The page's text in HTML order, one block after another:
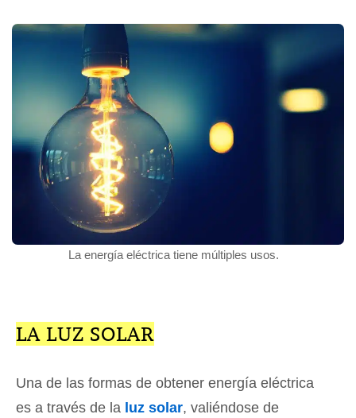
La energía eléctrica tiene múltiples usos.
LA LUZ SOLAR
Una de las formas de obtener energía eléctrica
es a través de la luz solar, valiéndose de